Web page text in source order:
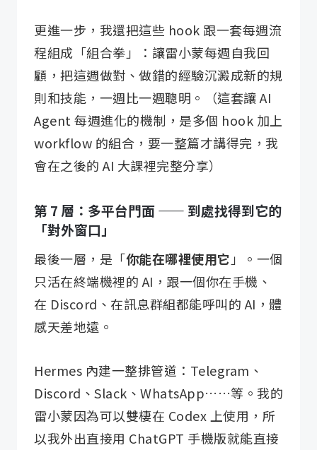
更進一步，我還把這些 hook 跟一套每週流
程組成「組合拳」：讓雷小蒙每週自我回
顧，把這週做對、做錯的經驗沉澱成新的規
則和技能，一週比一週聰明。（這套讓 AI
Agent 每週進化的機制，是多個 hook 加上
workflow 的組合，要一整篇才講得完，我
會在之後的 AI 大課裡完整分享）
第 7 層：多平台門面 —— 到處找得到它的
「對外窗口」
最後一層，是「你能在哪裡使用它 」。一個
只活在終端機裡的 AI，跟一個你在手機、
在 Discord、在訊息群組都能呼叫的 AI，體
感天差地遠。
Hermes 內建一整排管道：Telegram、
Discord、Slack、WhatsApp……等。我的
雷小蒙因為可以雙棲在 Codex 上使用，所
以我外出直接用 ChatGPT 手機版就能直接